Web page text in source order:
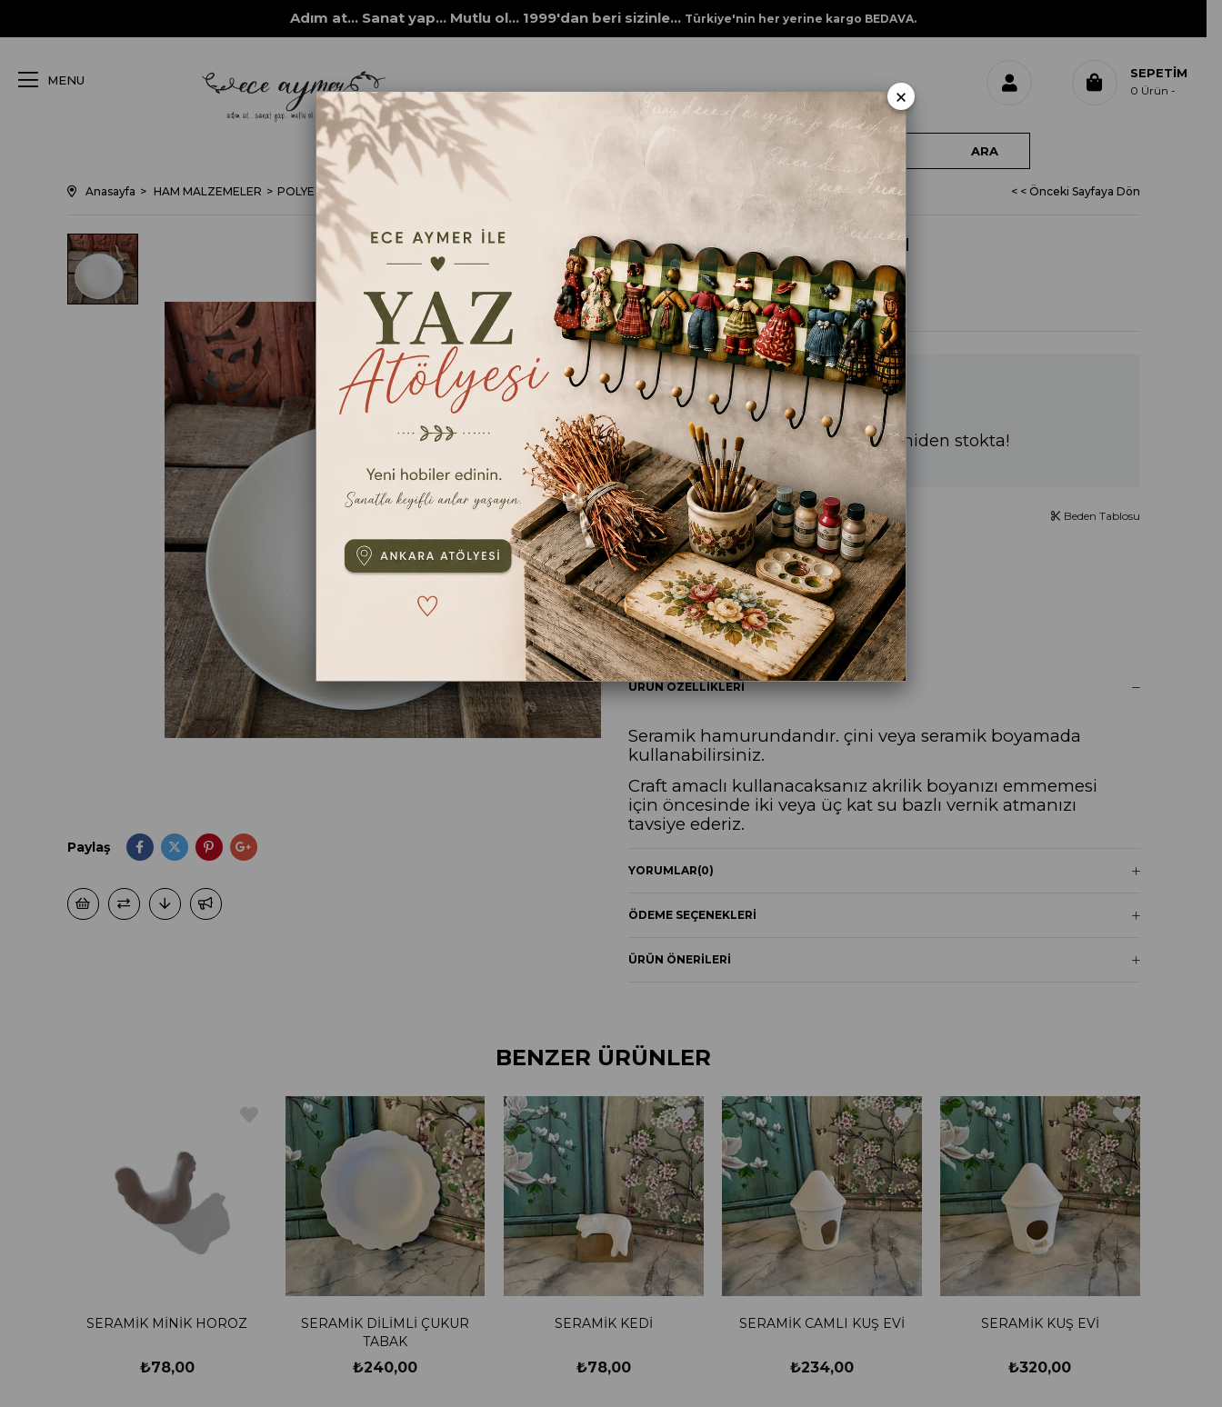
Adım at... Sanat yap... Mutlu ol... 1999'dan beri sizinle... Türkiye'nin her yerine kargo BEDAVA.
MENU SEPETIM
0 Ürün
Anasayfa HAM MALZEMELER POLYESTER DÖKÜM OBJELER ÇİNİ SERAMİK ÜRÜNLERİ SERAMİK MERTEBAN TABAK 18CM < < Önceki Sayfaya Dön
Paylaş
SERAMİK MERTEBAN TABAK 18CM
₺120,00
En kısa sürede yeniden stokta!
ebat
18CM
Beden Tablosu
TAVSIYE ET YORUM YAZ
ÜRÜN ÖZELLIKLERI
Seramik hamurundandır. çini veya seramik boyamada
kullanabilirsiniz.
Craft amaclı kullanacaksanız akrilik boyanızı emmemesi
için öncesinde iki veya üç kat su bazlı vernik atmanızı
tavsiye ederiz.
YORUMLAR(0)
ÖDEME SEÇENEKLERI
ÜRÜN ÖNERILERI
BENZER ÜRÜNLER
SERAMİK MİNİK HOROZ
₺78,00
SERAMİK DİLİMLİ ÇUKUR
TABAK
₺240,00
SERAMİK KEDİ
₺78,00
SERAMİK CAMLI KUŞ EVİ
₺234,00
SERAMİK KUŞ EVİ
₺320,00
×